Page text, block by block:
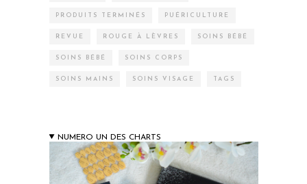
PRODUITS TERMINÉS PUÉRICULTURE
REVUE ROUGE À LÈVRES SOINS BÉBÉ
SOINS BÉBÉ SOINS CORPS
SOINS MAINS SOINS VISAGE TAGS
NUMERO UN DES CHARTS